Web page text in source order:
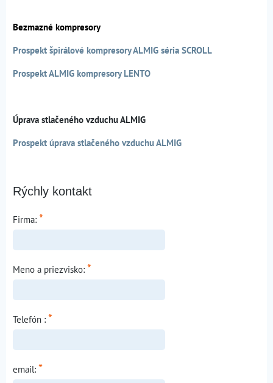
Bezmazné kompresory
Prospekt špirálové kompresory ALMIG séria SCROLL
Prospekt ALMIG kompresory LENTO
Úprava stlačeného vzduchu ALMIG
Prospekt úprava stlačeného vzduchu ALMIG
Rýchly kontakt
Firma: *
Meno a priezvisko: *
Telefón : *
email: *